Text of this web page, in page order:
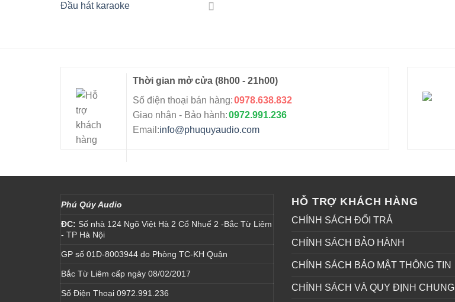
Đầu hát karaoke
Thời gian mở cửa (8h00 - 21h00)
Số điện thoại bán hàng:0978.638.832
Giao nhận - Bảo hành:0972.991.236
Email:info@phuquyaudio.com
Phú Qúy Audio
ĐC: Số nhà 124 Ngõ Việt Hà 2 Cổ Nhuế 2 -Bắc Từ Liêm
- TP Hà Nội
GP số 01D-8003944 do Phòng TC-KH Quận
Bắc Từ Liêm cấp ngày 08/02/2017
Số Điện Thoại 0972.991.236
HỖ TRỢ KHÁCH HÀNG
CHÍNH SÁCH ĐỔI TRẢ
CHÍNH SÁCH BẢO HÀNH
CHÍNH SÁCH BẢO MẬT THÔNG TIN
CHÍNH SÁCH VÀ QUY ĐỊNH CHUNG